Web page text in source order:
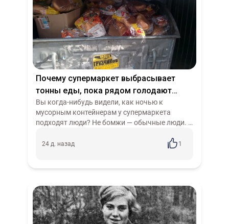
Почему супермаркет выбрасывает
тонны еды, пока рядом голодают
люди: анатомия капиталистического
абсурда
Вы когда-нибудь видели, как ночью к
мусорным контейнерам у супермаркета
подходят люди? Не бомжи — обычные люди. С
миру: в Москве, Берлине, Нью-Йорке,
24 д. назад 1